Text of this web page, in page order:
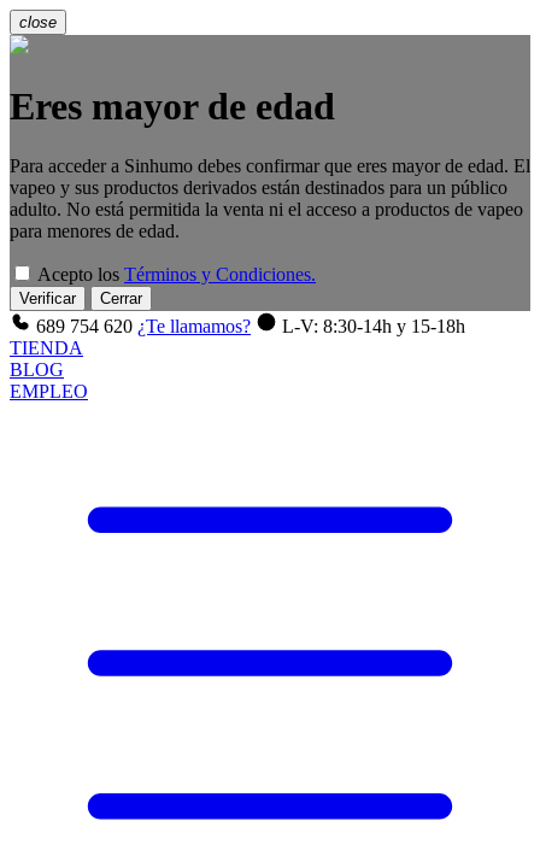
close
Eres mayor de edad
Para acceder a Sinhumo debes confirmar que eres mayor de edad. El
vapeo y sus productos derivados están destinados para un público
adulto. No está permitida la venta ni el acceso a productos de vapeo
para menores de edad.
Acepto los Términos y Condiciones.
Verificar Cerrar
689 754 620 ¿Te llamamos?
L-V: 8:30-14h y 15-18h
TIENDA
BLOG
EMPLEO